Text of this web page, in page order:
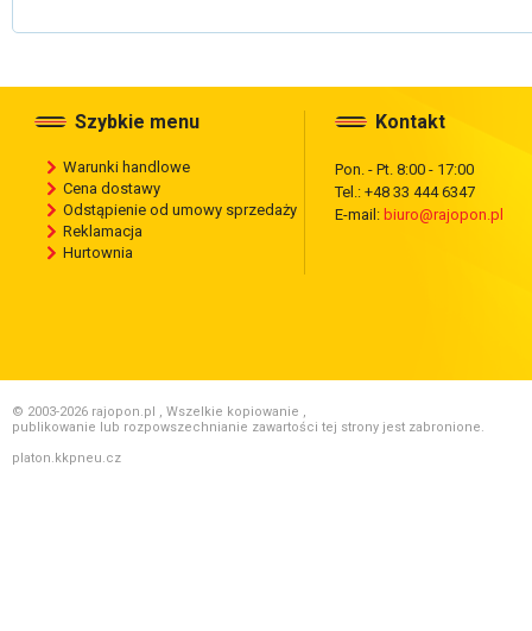
Szybkie menu
Warunki handlowe
Cena dostawy
Odstąpienie od umowy sprzedaży
Reklamacja
Hurtownia
Kontakt
Pon. - Pt. 8:00 - 17:00
Tel.: +48 33 444 6347
E-mail: biuro@rajopon.pl
© 2003-2026 rajopon.pl , Wszelkie kopiowanie ,
publikowanie lub rozpowszechnianie zawartości tej strony jest zabronione.
platon.kkpneu.cz